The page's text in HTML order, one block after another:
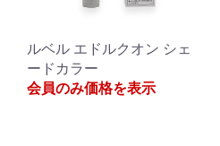
ルベル エドルクオン シェ
ードカラー
会員のみ価格を表示